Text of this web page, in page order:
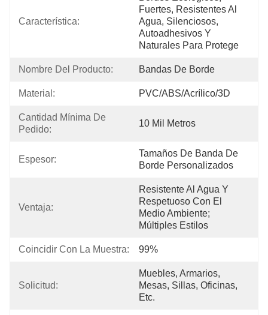
Característica:
Fuertes, Resistentes Al
Agua, Silenciosos,
Autoadhesivos Y
Naturales Para Protege
Nombre Del Producto: Bandas De Borde
Material: PVC/ABS/Acrílico/3D
Cantidad Mínima De
Pedido:
10 Mil Metros
Espesor:
Tamaños De Banda De
Borde Personalizados
Ventaja:
Resistente Al Agua Y
Respetuoso Con El
Medio Ambiente;
Múltiples Estilos
Coincidir Con La Muestra: 99%
Solicitud:
Muebles, Armarios,
Mesas, Sillas, Oficinas,
Etc.